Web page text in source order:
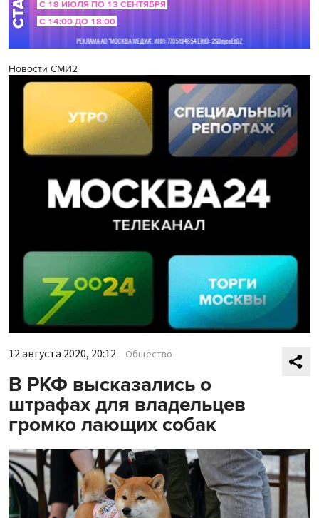
Новости СМИ2
12 августа 2020, 20:12 Общество
В РКФ высказались о
штрафах для владельцев
громко лающих собак